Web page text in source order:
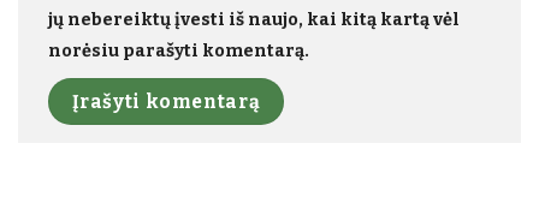
jų nebereiktų įvesti iš naujo, kai kitą kartą vėl
norėsiu parašyti komentarą.